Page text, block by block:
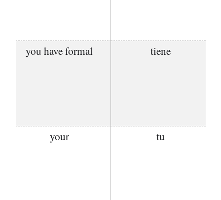
you have formal tiene
your tu